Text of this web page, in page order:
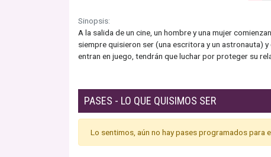
Sinopsis:
A la salida de un cine, un hombre y una mujer
siempre quisieron ser (una escritora y un astronauta)
entran en juego, tendrán que luchar por proteger su
PASES - LO QUE QUISIMOS SER
Lo sentimos, aún no hay pases programados para